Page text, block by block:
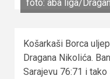
foto: aba liga/
Košarkaši Borca
Dragana Nikolića.
Sarajevu 76:71 i